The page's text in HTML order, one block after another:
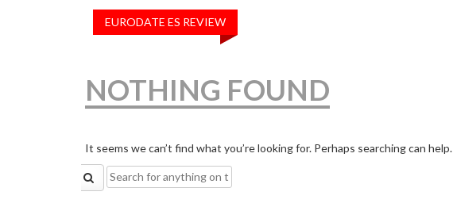
EURODATE ES REVIEW
NOTHING FOUND
It seems we can’t find what you’re looking for. Perhaps searching can help.
Search
for: